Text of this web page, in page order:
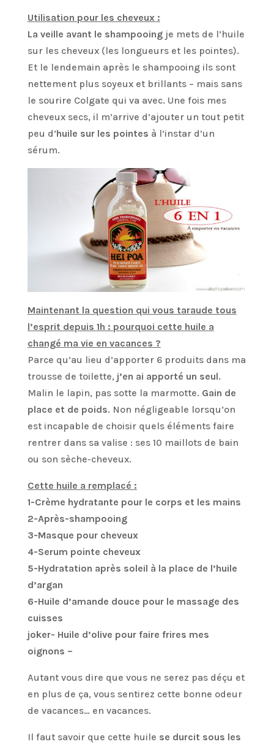
Utilisation pour les cheveux :
La veille avant le shampooingje mets de l’huile
sur les cheveux (les longueurs et les pointes).
Et le lendemain après le shampooing ils sont
nettement plus soyeux et brillants – mais sans
le sourire Colgate qui va avec. Une fois mes
cheveux secs, il m’arrive d’ajouter un tout petit
peu d’huile sur les pointes à l’instar d’un
sérum.
Maintenant la question qui vous taraude tous
l’esprit depuis 1h : pourquoi cette huile a
changé ma vie en vacances ?
Parce qu’au lieu d’apporter 6 produits dans ma
trousse de toilette, j’en ai apporté un seul.
Malin le lapin, pas sotte la marmotte. Gain de
place et de poids. Non négligeable lorsqu’on
est incapable de choisir quels éléments faire
rentrer dans sa valise : ses 10 maillots de bain
ou son sèche-cheveux.
Cette huile a remplacé :
1-Crème hydratante pour le corps et les mains
2-Après-shampooing
3-Masque pour cheveux
4-Serum pointe cheveux
5-Hydratation après soleil à la place de l’huile
d’argan
6-Huile d’amande douce pour le massage des
cuisses
joker- Huile d’olive pour faire frires mes
oignons –
Autant vous dire que vous ne serez pas déçu et
en plus de ça, vous sentirez cette bonne odeur
de vacances… en vacances.
Il faut savoir que cette huile se durcit sous les